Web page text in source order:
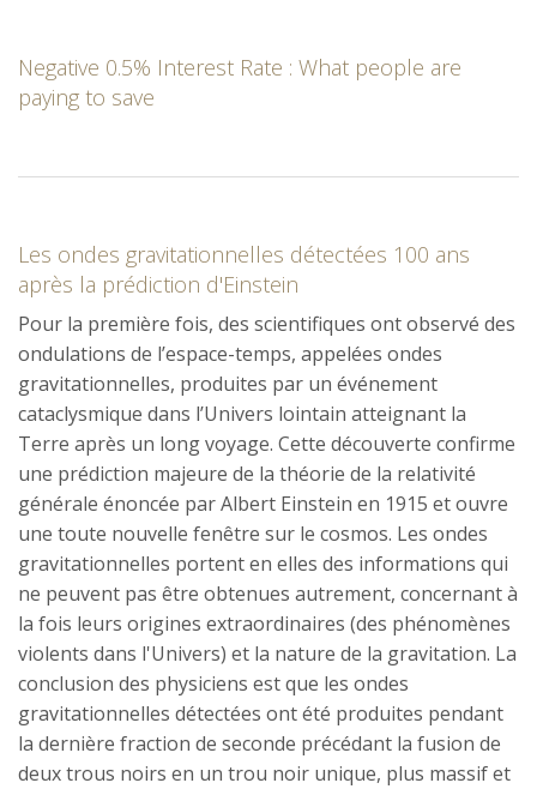
Negative 0.5% Interest Rate : What people are
paying to save
Les ondes gravitationnelles détectées 100 ans
après la prédiction d'Einstein
Pour la première fois, des scientifiques ont observé des
ondulations de l’espace-temps, appelées ondes
gravitationnelles, produites par un événement
cataclysmique dans l’Univers lointain atteignant la
Terre après un long voyage. Cette découverte confirme
une prédiction majeure de la théorie de la relativité
générale énoncée par Albert Einstein en 1915 et ouvre
une toute nouvelle fenêtre sur le cosmos. Les ondes
gravitationnelles portent en elles des informations qui
ne peuvent pas être obtenues autrement, concernant à
la fois leurs origines extraordinaires (des phénomènes
violents dans l'Univers) et la nature de la gravitation. La
conclusion des physiciens est que les ondes
gravitationnelles détectées ont été produites pendant
la dernière fraction de seconde précédant la fusion de
deux trous noirs en un trou noir unique, plus massif et